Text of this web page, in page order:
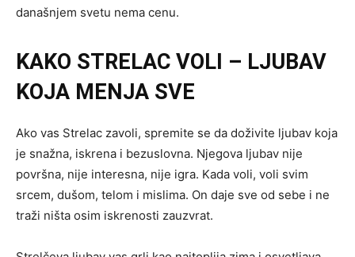
današnjem svetu nema cenu.
KAKO STRELAC VOLI – LJUBAV
KOJA MENJA SVE
Ako vas Strelac zavoli, spremite se da doživite ljubav koja
je snažna, iskrena i bezuslovna. Njegova ljubav nije
površna, nije interesna, nije igra. Kada voli, voli svim
srcem, dušom, telom i mislima. On daje sve od sebe i ne
traži ništa osim iskrenosti zauzvrat.